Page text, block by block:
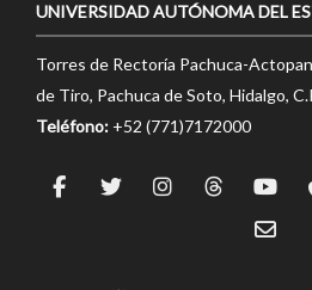
UNIVERSIDAD AUTÓNOMA DEL
Torres de Rectoría Pachuca-
de Tiro, Pachuca de Soto, Hidalgo,
Teléfono: +52 (771)7172000